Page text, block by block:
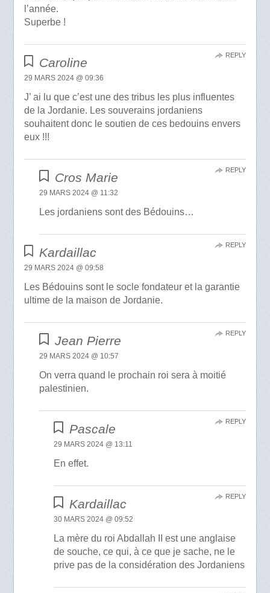
l’année.
Superbe !
Caroline
29 MARS 2024 @ 09:36
J’ ai lu que c’est une des tribus les plus influentes
de la Jordanie. Les souverains jordaniens
souhaitent donc le soutien de ces bedouins envers
eux !!!
REPLY
Cros Marie
29 MARS 2024 @ 11:32
Les jordaniens sont des Bédouins…
REPLY
Kardaillac
29 MARS 2024 @ 09:58
Les Bédouins sont le socle fondateur et la garantie
ultime de la maison de Jordanie.
REPLY
Jean Pierre
29 MARS 2024 @ 10:57
On verra quand le prochain roi sera à moitié
palestinien.
REPLY
Pascale
29 MARS 2024 @ 13:11
En effet.
REPLY
Kardaillac
30 MARS 2024 @ 09:52
La mère du roi Abdallah II est une anglaise
de souche, ce qui, à ce que je sache, ne le
prive pas de la considération des Jordaniens
REPLY